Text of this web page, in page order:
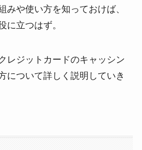
みや使い方を知っておけば、
に立つはず。
レジットカードのキャッシン
について詳しく説明していき